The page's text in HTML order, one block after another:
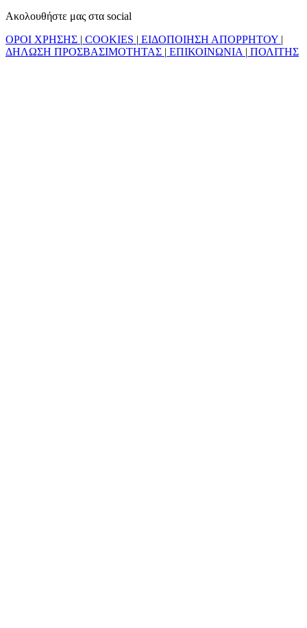
Ακολουθήστε μας στα social
ΟΡΟΙ ΧΡΗΣΗΣ | COOKIES | ΕΙΔΟΠΟΙΗΣΗ ΑΠΟΡΡΗΤΟΥ |
ΔΗΛΩΣΗ ΠΡΟΣΒΑΣΙΜΟΤΗΤΑΣ | ΕΠΙΚΟΙΝΩΝΙΑ | ΠΟΛΙΤΗΣ